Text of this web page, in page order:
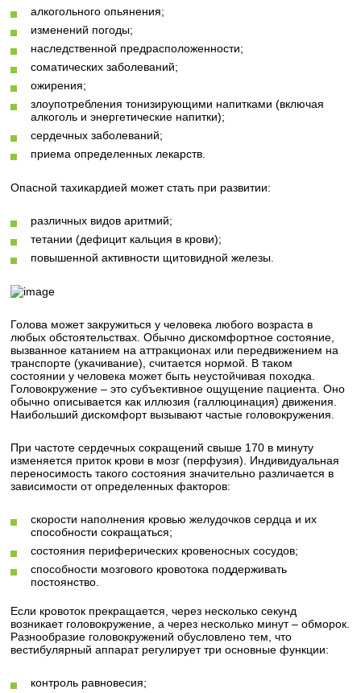
алкогольного опьянения;
изменений погоды;
наследственной предрасположенности;
соматических заболеваний;
ожирения;
злоупотребления тонизирующими напитками (включая
алкоголь и энергетические напитки);
сердечных заболеваний;
приема определенных лекарств.
Опасной тахикардией может стать при развитии:
различных видов аритмий;
тетании (дефицит кальция в крови);
повышенной активности щитовидной железы.
Голова может закружиться у человека любого возраста в
любых обстоятельствах. Обычно дискомфортное состояние,
вызванное катанием на аттракционах или передвижением на
транспорте (укачивание), считается нормой. В таком
состоянии у человека может быть неустойчивая походка.
Головокружение – это субъективное ощущение пациента. Оно
обычно описывается как иллюзия (галлюцинация) движения.
Наибольший дискомфорт вызывают частые головокружения.
При частоте сердечных сокращений свыше 170 в минуту
изменяется приток крови в мозг (перфузия). Индивидуальная
переносимость такого состояния значительно различается в
зависимости от определенных факторов:
скорости наполнения кровью желудочков сердца и их
способности сокращаться;
состояния периферических кровеносных сосудов;
способности мозгового кровотока поддерживать
постоянство.
Если кровоток прекращается, через несколько секунд
возникает головокружение, а через несколько минут – обморок.
Разнообразие головокружений обусловлено тем, что
вестибулярный аппарат регулирует три основные функции:
контроль равновесия;